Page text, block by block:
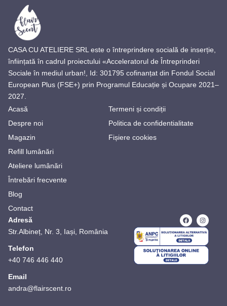
CASA CU ATELIERE SRL este o întreprindere socială de inserție,
înființată în cadrul proiectului «Acceleratorul de Întreprinderi
Sociale în mediul urban!, Id: 301795 cofinanțat din Fondul Social
European Plus (FSE+) prin Programul Educație și Ocupare 2021–
2027.
Acasă
Despre noi
Magazin
Refill lumânări
Ateliere lumânări
Întrebări frecvente
Blog
Contact
Termeni și condiții
Politica de confidentialitate
Fișiere cookies
Adresă
Str.Albineț, Nr. 3, Iași, România
Telefon
+40 746 446 440
Email
andra@flairscent.ro